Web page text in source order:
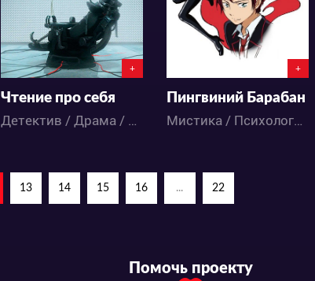
0:0:0
+
Чтение про себя
Детектив / Драма / Аниме
+
Пингвиний Барабан
Мистика / Психология / Экшен / Детектив / Драма / Комедия / Повседневность / Приключения / Фэнтези / Аниме
13 14 15 16 ... 22
Помочь проекту